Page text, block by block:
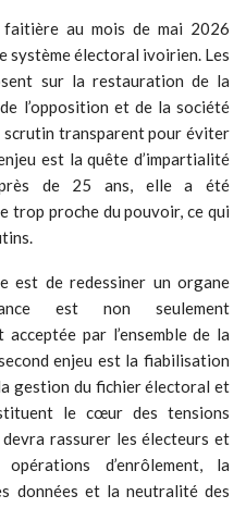
au mois de mai 2026
système électoral ivoirien. Les
sur la restauration de la
l’opposition et de la société
scrutin transparent pour éviter
est la quête d’impartialité
de 25 ans, elle a été
trop proche du pouvoir, ce qui
est de redessiner un organe
est non seulement
par l’ensemble de la
enjeu est la fiabilisation
gestion du fichier électoral et
le cœur des tensions
rassurer les électeurs et
d’enrôlement, la
données et la neutralité des